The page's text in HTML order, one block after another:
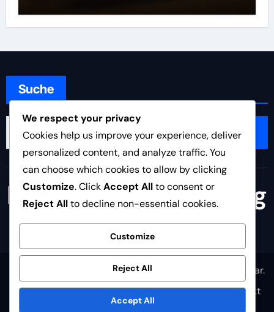
Suche
Search
land-am-rheinfall.org
Copyright © All rights reserved| Themeansar.
Allgemeine GeschäftsbedingungenÜber unsKontakt
We respect your privacy
Cookies help us improve your experience, deliver
personalized content, and analyze traffic. You
can choose which cookies to allow by clicking
Customize. ClickAccept Allto consent or
Reject Allto decline non-essential cookies.
Customize
Reject All
Accept All